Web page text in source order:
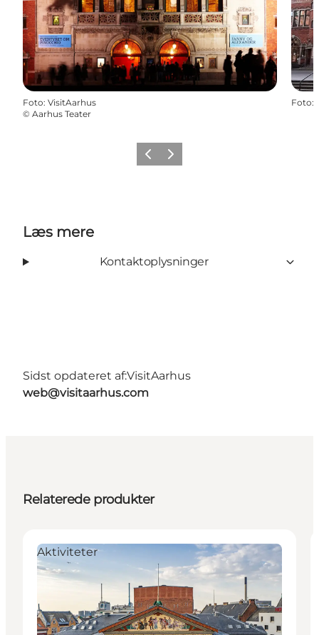
Foto: VisitAarhus
© Aarhus Teater
Foto:
ForrigeNæste
Læs mere
Kontaktoplysninger
Sidst opdateret af:VisitAarhus
web@visitaarhus.com
Relaterede produkter
Aktiviteter